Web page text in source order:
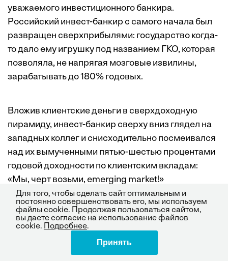
уважаемого инвестиционного банкира.
Российский инвест-банкир с самого начала был
развращен сверхприбылями: государство когда-
то дало ему игрушку под названием ГКО, которая
позволяла, не напрягая мозговые извилины,
зарабатывать до 180% годовых.
Вложив клиентские деньги в сверхдоходную
пирамиду, инвест-банкир сверху вниз глядел на
западных коллег и снисходительно посмеивался
над их вымученными пятью-шестью процентами
годовой доходности по клиентским вкладам:
«Мы, черт возьми, emerging market!»
Недооцененность российских активов также
оказалась на руку инвест-банкиру. Страна стала
большим инвестиционным испытательным
полигоном: деньги, вложенные наобум в одну из
Для того, чтобы сделать сайт оптимальным и
постоянно совершенствовать его, мы используем
файлы cookie. Продолжая пользоваться сайтом,
вы даете согласие на использование файлов
cookie.
Подробнее.
Принять